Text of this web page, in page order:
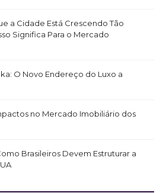
a Cidade Está Crescendo Tão
Significa Para o Mercado
O Novo Endereço do Luxo a
no Mercado Imobiliário dos
Brasileiros Devem Estruturar a